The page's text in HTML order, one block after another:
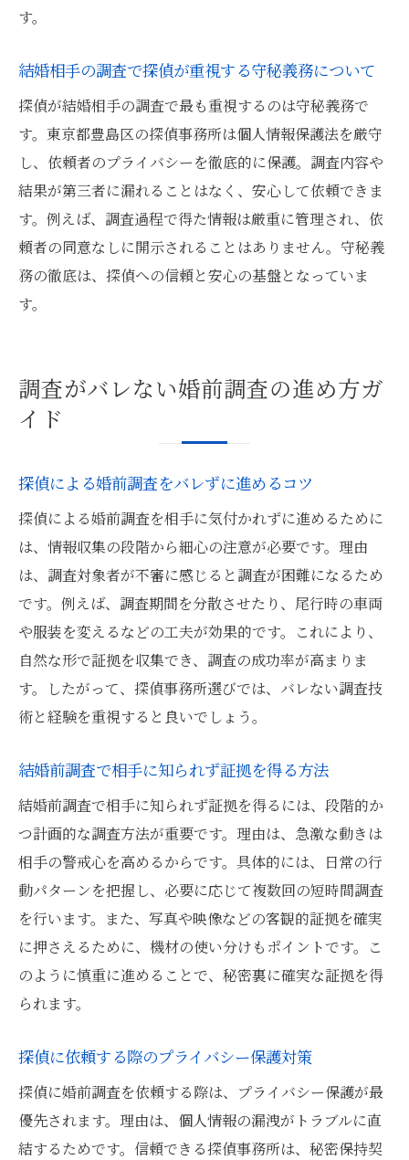
す。
結婚相手の調査で探偵が重視する守秘義務について
探偵が結婚相手の調査で最も重視するのは守秘義務で
す。東京都豊島区の探偵事務所は個人情報保護法を厳守
し、依頼者のプライバシーを徹底的に保護。調査内容や
結果が第三者に漏れることはなく、安心して依頼できま
す。例えば、調査過程で得た情報は厳重に管理され、依
頼者の同意なしに開示されることはありません。守秘義
務の徹底は、探偵への信頼と安心の基盤となっていま
す。
調査がバレない婚前調査の進め方ガ
イド
探偵による婚前調査をバレずに進めるコツ
探偵による婚前調査を相手に気付かれずに進めるために
は、情報収集の段階から細心の注意が必要です。理由
は、調査対象者が不審に感じると調査が困難になるため
です。例えば、調査期間を分散させたり、尾行時の車両
や服装を変えるなどの工夫が効果的です。これにより、
自然な形で証拠を収集でき、調査の成功率が高まりま
す。したがって、探偵事務所選びでは、バレない調査技
術と経験を重視すると良いでしょう。
結婚前調査で相手に知られず証拠を得る方法
結婚前調査で相手に知られず証拠を得るには、段階的か
つ計画的な調査方法が重要です。理由は、急激な動きは
相手の警戒心を高めるからです。具体的には、日常の行
動パターンを把握し、必要に応じて複数回の短時間調査
を行います。また、写真や映像などの客観的証拠を確実
に押さえるために、機材の使い分けもポイントです。こ
のように慎重に進めることで、秘密裏に確実な証拠を得
られます。
探偵に依頼する際のプライバシー保護対策
探偵に婚前調査を依頼する際は、プライバシー保護が最
優先されます。理由は、個人情報の漏洩がトラブルに直
結するためです。信頼できる探偵事務所は、秘密保持契